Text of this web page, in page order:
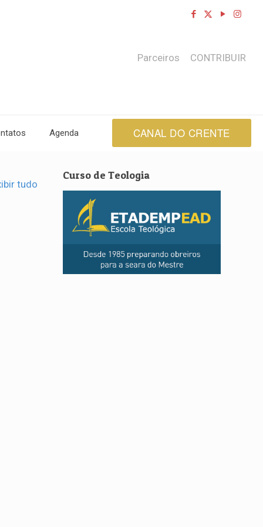
Agenda
Parceiros CONTRIBUIR
CANAL DO CRENTE
tudo
Curso de Teologia